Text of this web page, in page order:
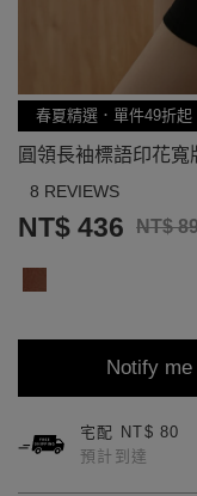
春夏精選．單件49折起
圓領長袖標語印花寬
8 REVIEWS
NT$ 436 NT$
Notify
宅配 NT$ 80
預計到達